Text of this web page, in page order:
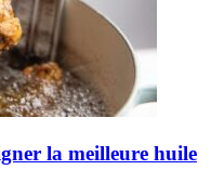
la meilleure huile